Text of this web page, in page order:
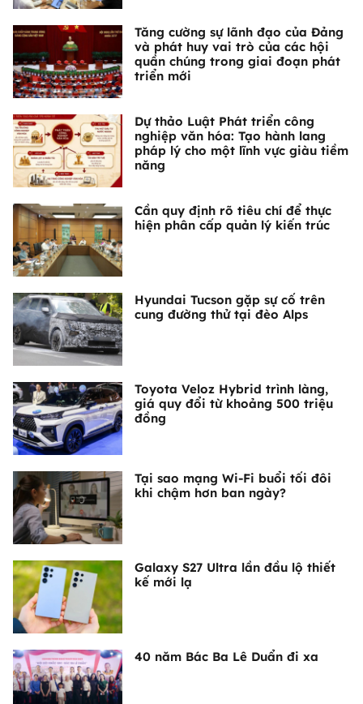
Tăng cường sự lãnh đạo của Đảng
và phát huy vai trò của các hội
quần chúng trong giai đoạn phát
triển mới
Dự thảo Luật Phát triển công
nghiệp văn hóa: Tạo hành lang
pháp lý cho một lĩnh vực giàu tiềm
năng
Cần quy định rõ tiêu chí để thực
hiện phân cấp quản lý kiến trúc
Hyundai Tucson gặp sự cố trên
cung đường thử tại đèo Alps
Toyota Veloz Hybrid trình làng,
giá quy đổi từ khoảng 500 triệu
đồng
Tại sao mạng Wi-Fi buổi tối đôi
khi chậm hơn ban ngày?
Galaxy S27 Ultra lần đầu lộ thiết
kế mới lạ
40 năm Bác Ba Lê Duẩn đi xa